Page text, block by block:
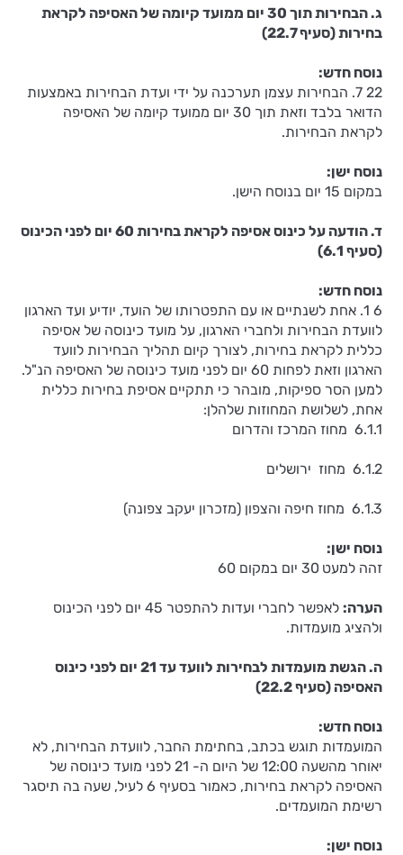
ג. הבחירות תוך 30 יום ממועד קיומה של האסיפה לקראת
בחירות (סעיף 22.7)
נוסח חדש:
7 22. הבחירות עצמן תערכנה על ידי ועדת הבחירות באמצעות
הדואר בלבד וזאת תוך 30 יום ממועד קיומה של האסיפה
לקראת הבחירות.
נוסח ישן:
במקום 15 יום בנוסח הישן.
ד. הודעה על כינוס אסיפה לקראת בחירות 60 יום לפני הכינוס
(סעיף 6.1)
נוסח חדש:
1 6. אחת לשנתיים או עם התפטרותו של הועד, יודיע ועד הארגון
לוועדת הבחירות ולחברי הארגון, על מועד כינוסה של אסיפה
כללית לקראת בחירות, לצורך קיום תהליך הבחירות לוועד
הארגון וזאת לפחות 60 יום לפני מועד כינוסה של האסיפה הנ"ל.
למען הסר ספיקות, מובהר כי תתקיים אסיפת בחירות כללית
אחת, לשלושת המחוזות שלהלן:
6.1.1 מחוז המרכז והדרום
6.1.2 מחוז ירושלים
6.1.3 מחוז חיפה והצפון (מזכרון יעקב צפונה)
נוסח ישן:
זהה למעט 30 יום במקום 60
הערה:
לאפשר לחברי ועדות להתפטר 45 יום לפני הכינוס
ולהציג מועמדות.
ה. הגשת מועמדות לבחירות לוועד עד 21 יום לפני כינוס
האסיפה (סעיף 22.2)
נוסח חדש:
המועמדות תוגש בכתב, בחתימת החבר, לוועדת הבחירות, לא
יאוחר מהשעה 12:00 של היום ה- 21 לפני מועד כינוסה של
האסיפה לקראת בחירות, כאמור בסעיף 6 לעיל, שעה בה תיסגר
רשימת המועמדים.
נוסח ישן: